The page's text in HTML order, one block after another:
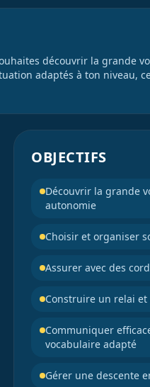
découvrir la grande
adaptés à ton niveau,
OBJECTIFS
Découvrir la grande
autonomie
Choisir et organiser
Assurer avec des
Construire un relai et
Communiquer
vocabulaire adapté
Gérer une descente